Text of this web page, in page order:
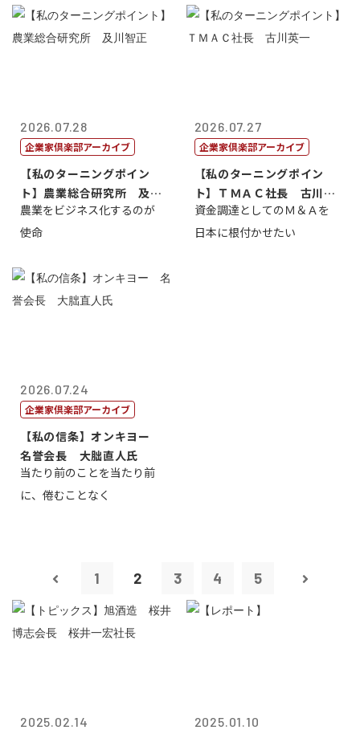
2026.07.28
企業家倶楽部アーカイブ
【私のターニングポイン
ト】農業総合研究所 及川
智正
農業をビジネス化するのが
使命
2026.07.27
企業家倶楽部アーカイブ
【私のターニングポイン
ト】ＴＭＡＣ社長 古川英
一
資金調達としてのＭ＆Ａを
日本に根付かせたい
2026.07.24
企業家倶楽部アーカイブ
【私の信条】オンキヨー
名誉会長 大朏直人氏
当たり前のことを当たり前
に、倦むことなく
1 2 3 4 5
2025.02.14 2025.01.10